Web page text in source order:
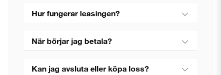
Hur fungerar leasingen?
När börjar jag betala?
Kan jag avsluta eller köpa loss?